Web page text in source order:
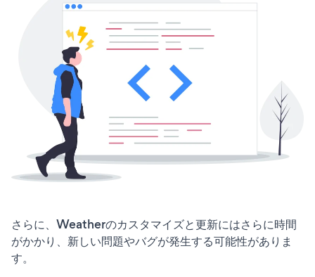
さらに、Weatherのカスタマイズと更新にはさらに時間
がかかり、新しい問題やバグが発生する可能性がありま
す。